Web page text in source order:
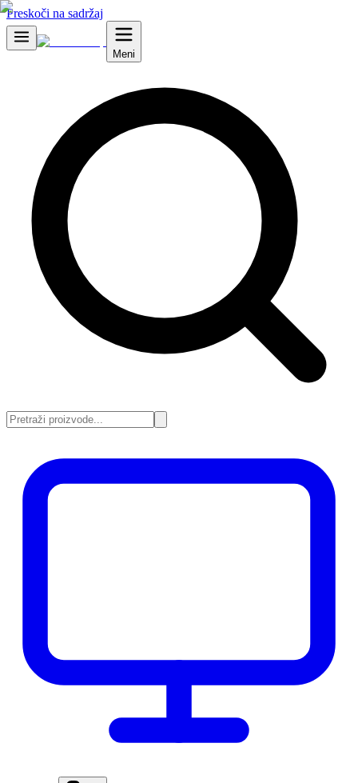
Preskoči na sadržaj
Meni